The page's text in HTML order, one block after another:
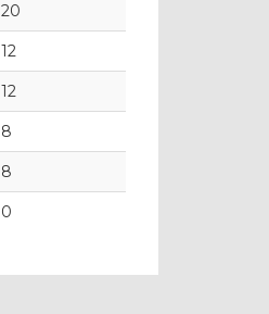
20
12
12
8
8
0